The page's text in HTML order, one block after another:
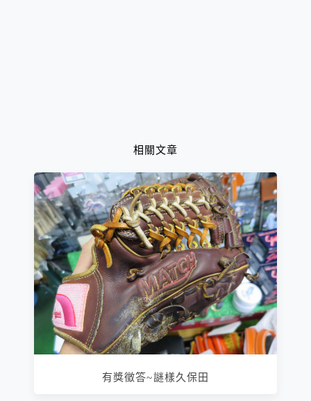
相關文章
有獎徵答~謎樣久保田